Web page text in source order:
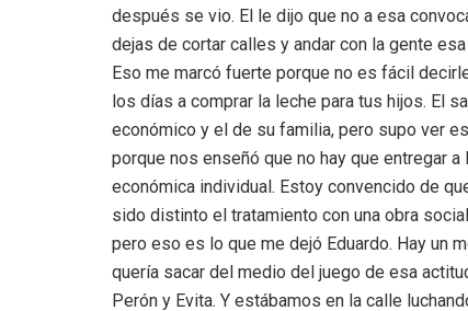
después se vio. El le dijo que no a esa
dejas de cortar calles y andar con la gente
Eso me marcó fuerte porque no es fácil
los días a comprar la leche para tus hijos. El
económico y el de su familia, pero supo ver
porque nos enseñó que no hay que entregar
económica individual. Estoy convencido de
sido distinto el tratamiento con una obra
pero eso es lo que me dejó Eduardo. Hay un
quería sacar del medio del juego de esa
Perón y Evita. Y estábamos en la calle